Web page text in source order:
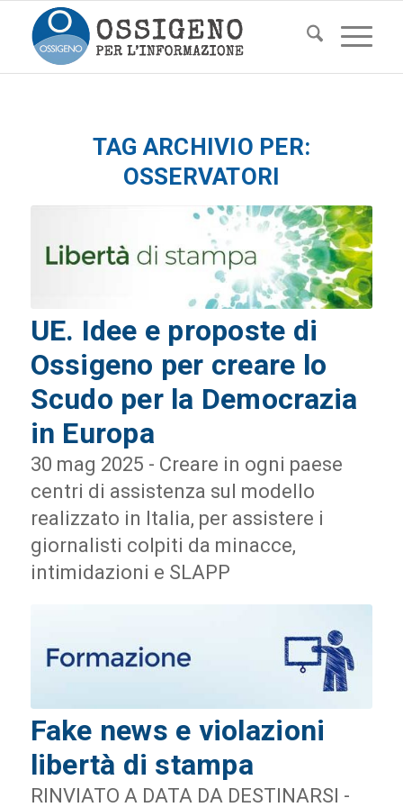
TAG ARCHIVIO PER:
OSSERVATORI
UE. Idee e proposte di
Ossigeno per creare lo
Scudo per la Democrazia
in Europa
30 mag 2025 - Creare in ogni paese
centri di assistenza sul modello
realizzato in Italia, per assistere i
giornalisti colpiti da minacce,
intimidazioni e SLAPP
Fake news e violazioni
libertà di stampa
RINVIATO A DATA DA DESTINARSI -